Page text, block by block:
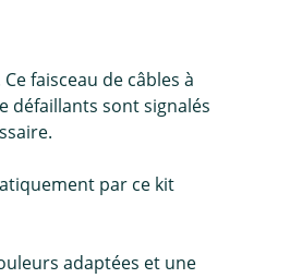
faisceau de câbles à
défaillants sont signalés
par ce kit
adaptées et une